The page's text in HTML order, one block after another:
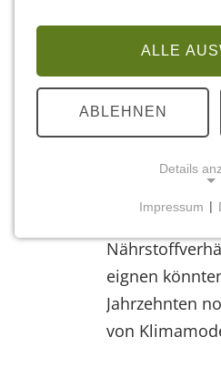
STARTSEITE ...
Die
eignen
Jahrzehnten
von
ALLE
ABLEHNEN
Details
Notwendige Cookies
Funktionen und sind für
Einverständnis-Cookie
Impressum |